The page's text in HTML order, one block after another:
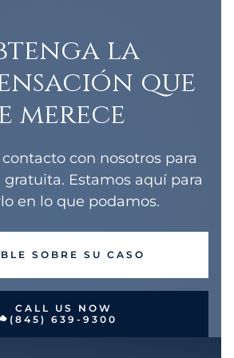
la
que
merece
con nosotros para
Estamos aquí para
en lo que podamos.
SOBRE SU CASO
CALL US NOW
(845) 639-9300